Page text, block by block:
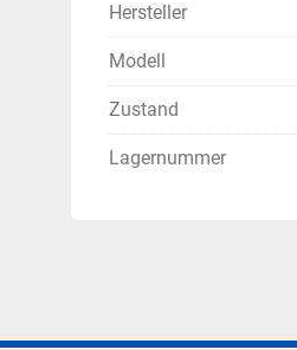
Hersteller
Modell
Zustand
Lagernummer